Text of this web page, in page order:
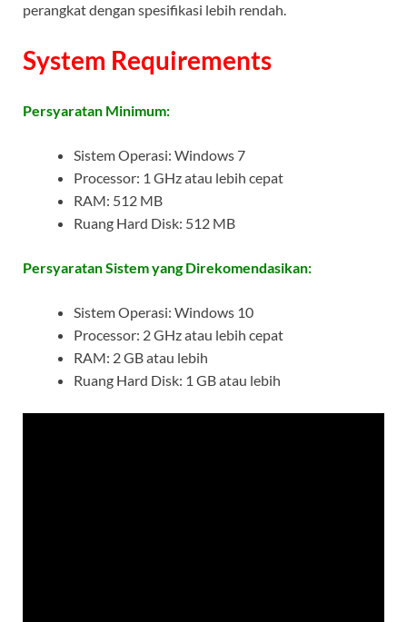
perangkat dengan spesifikasi lebih rendah.
System Requirements
Persyaratan Minimum:
Sistem Operasi: Windows 7
Processor: 1 GHz atau lebih cepat
RAM: 512 MB
Ruang Hard Disk: 512 MB
Persyaratan Sistem yang Direkomendasikan:
Sistem Operasi: Windows 10
Processor: 2 GHz atau lebih cepat
RAM: 2 GB atau lebih
Ruang Hard Disk: 1 GB atau lebih